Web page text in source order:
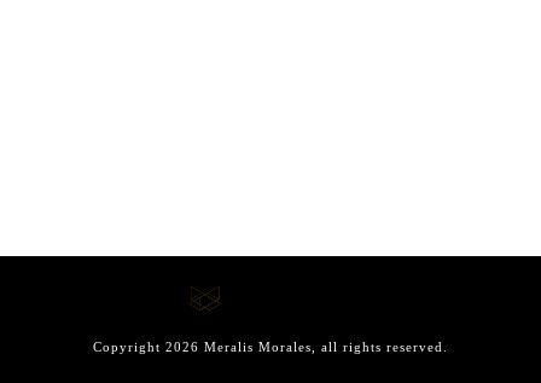
Copyright 2026 Meralis Morales , all rights reserved.